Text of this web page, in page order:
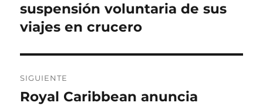
entradas
anterior:
suspensión voluntaria de sus
viajes en crucero
SIGUIENTE
Entrada
Royal Caribbean anuncia